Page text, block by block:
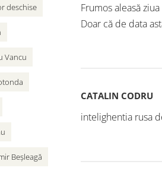
Frumos aleasă
Doar că de data
CATALIN CODRU
intelighentia rusa
deschise
Vancu
Beșleagă